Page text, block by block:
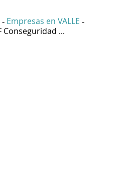
- Empresas en VALLE -
Conseguridad ...